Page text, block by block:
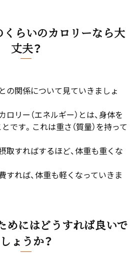
らいのカロリーなら大
丈夫？
の関係について見ていきましょ
リー（エネルギー）とは、身体を
です。これは重さ（質量）を持って
取すればするほど、体重も重くな
すれば、体重も軽くなっていきま
めにはどうすれば良いで
しょうか？